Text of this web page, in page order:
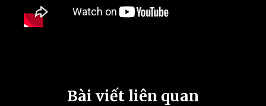
Bài viết liên quan